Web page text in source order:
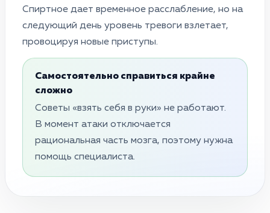
Спиртное дает временное расслабление, но на
следующий день уровень тревоги взлетает,
провоцируя новые приступы.
Самостоятельно справиться крайне
сложно
Советы «взять себя в руки» не работают.
В момент атаки отключается
рациональная часть мозга, поэтому нужна
помощь специалиста.